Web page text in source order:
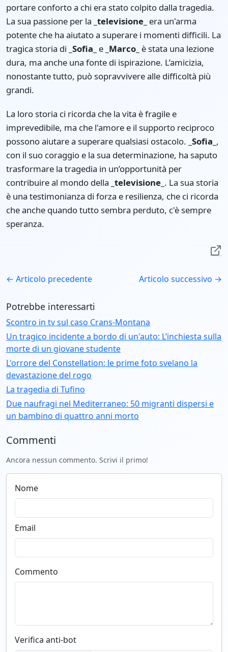
portare conforto a chi era stato colpito dalla tragedia.
La sua passione per la _televisione_ era un'arma
potente che ha aiutato a superare i momenti difficili. La
tragica storia di _Sofia_ e _Marco_ è stata una lezione
dura, ma anche una fonte di ispirazione. L’amicizia,
nonostante tutto, può sopravvivere alle difficoltà più
grandi.
La loro storia ci ricorda che la vita è fragile e
imprevedibile, ma che l'amore e il supporto reciproco
possono aiutare a superare qualsiasi ostacolo. _Sofia_ ,
con il suo coraggio e la sua determinazione, ha saputo
trasformare la tragedia in un’opportunità per
contribuire al mondo della _televisione_ . La sua storia
è una testimonianza di forza e resilienza, che ci ricorda
che anche quando tutto sembra perduto, c'è sempre
speranza.
← Articolo precedente Articolo successivo →
Potrebbe interessarti
Scontro in tv sul caso Crans-Montana
Un tragico incidente a bordo di un'auto: L’inchiesta sulla
morte di un giovane studente
L'orrore del Constellation: le prime foto svelano la
devastazione del rogo
La tragedia di Tufino
Due naufragi nel Mediterraneo: 50 migranti dispersi e
un bambino di quattro anni morto
Commenti
Ancora nessun commento. Scrivi il primo!
Nome
Email
Commento
Verifica anti-bot